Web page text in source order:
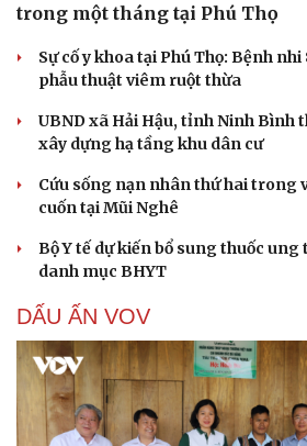
trong một tháng tại Phú Thọ
Sự cố y khoa tại Phú Thọ: Bệnh
phẫu thuật viêm ruột thừa
UBND xã Hải Hậu, tỉnh Ninh Bình
xây dựng hạ tầng khu dân cư
Cứu sống nạn nhân thứ hai trong
cuốn tại Mũi Nghê
Bộ Y tế dự kiến bổ sung thuốc
danh mục BHYT
DẤU ẤN VOV